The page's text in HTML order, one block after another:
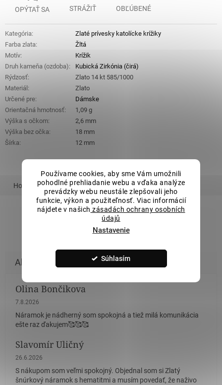
Používame cookies, aby sme Vám umožnili
pohodlné prehliadanie webu a vďaka analýze
prevádzky webu neustále zlepšovali jeho
funkcie, výkon a použiteľnosť. Viac informácií
nájdete v našich zásadách ochrany osobních
údajů
Nastavenie
Súhlasím
OPÝTAŤ SA STRÁŽIŤ OBĽÚBENÉ
Kategória:
Zlaté prívesky katolícke krížiky
Farba zlata:
Žltá
Motív:
Krížik
Druh kameňa (ozdoba):
Kubická Zirkónia (čirá)
Rýdzosť:
Zlato 14 kt 585/1000
Materiál :
Zlato
Určené pre:
Dámske
Orientačná hmotnosť:
1,09 g
Výška s očkom:
2,6 mm
Výška bez očka:
18 mm
Šírka: 12 mm
Hodnotenie Podobný tovar Súvisiaci tovar
ZOBRAZIŤ VŠETKY PODOBNÉ PRODUKTY
Olina Bončikova
Hodnotenie obchodu je 5 z 5 hviezdičiek.
7.8.2026
Náramok je nádherný som spokojná a tiež milá komunikácia
ešte raz ďakujem🥰🥰🥰
Slavomír Uličný
Hodnotenie obchodu je 5 z 5 hviezdičiek.
26.6.2026
S nákupom som veľmi spokojný. Objednal som si Zlatý
šnúrkový náramok s hematitmi a musím povedať, že naživo